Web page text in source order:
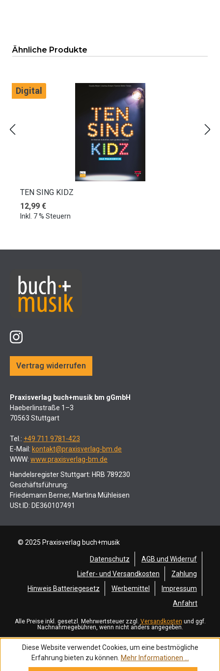
Produktgalerie überspringen
Ähnliche Produkte
Digital
TEN SING KIDZ
Regulärer Preis:
12,99 €
Inkl. 7 % Steuern
Vertrag widerrufen
Praxisverlag buch+musik bm gGmbH
Haeberlinstraße 1–3
70563 Stuttgart
Tel.: +49 711 9781-423
E-Mail: kontakt@praxisverlag-bm.de
WWW: www.praxisverlag-bm.de
Handelsregister Stuttgart: HRB 789230
Geschäftsführung:
Friedemann Berner, Martina Mühleisen
USt.ID: DE360107491
© 2025 Praxisverlag buch+musik
Datenschutz
AGB und Widerruf
Liefer- und Versandkosten
Zahlung
Hinweis Batteriegesetz
Werbemittel
Impressum
Anfahrt
Alle Preise inkl. gesetzl. Mehrwertsteuer zzgl. Versandkosten und ggf.
Nachnahmegebühren, wenn nicht anders angegeben.
Diese Website verwendet Cookies, um eine bestmögliche
Erfahrung bieten zu können. Mehr Informationen ...